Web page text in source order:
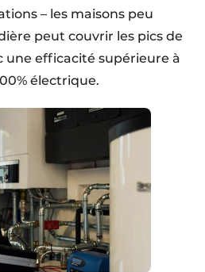
– les maisons peu
peut couvrir les pics de
une efficacité supérieure à
électrique.